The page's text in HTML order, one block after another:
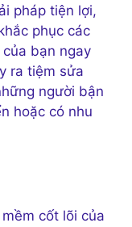
pháp tiện lợi,
phục các
bạn ngay
ra tiệm sửa
người bận
hoặc có nhu
cốt lõi của